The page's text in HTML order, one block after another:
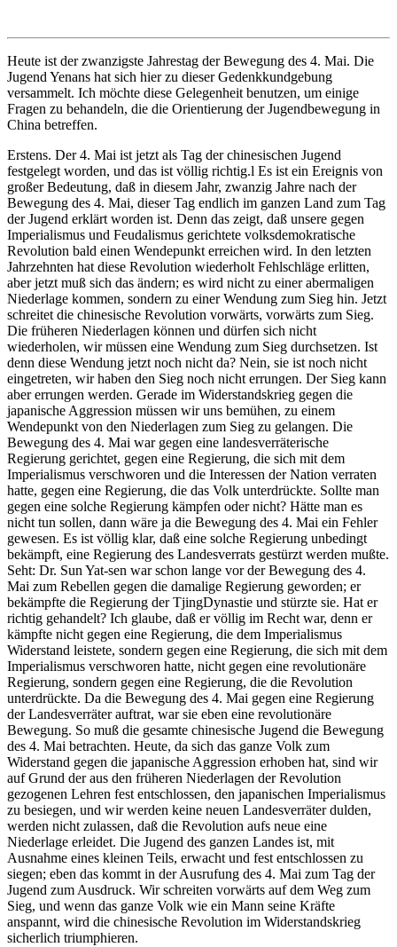
Heute ist der zwanzigste Jahrestag der Bewegung des 4. Mai. Die
Jugend Yenans hat sich hier zu dieser Gedenkkundgebung
versammelt. Ich möchte diese Gelegenheit benutzen, um einige
Fragen zu behandeln, die die Orientierung der Jugendbewegung in
China betreffen.
Erstens. Der 4. Mai ist jetzt als Tag der chinesischen Jugend
festgelegt worden, und das ist völlig richtig.l Es ist ein Ereignis von
großer Bedeutung, daß in diesem Jahr, zwanzig Jahre nach der
Bewegung des 4. Mai, dieser Tag endlich im ganzen Land zum Tag
der Jugend erklärt worden ist. Denn das zeigt, daß unsere gegen
Imperialismus und Feudalismus gerichtete volksdemokratische
Revolution bald einen Wendepunkt erreichen wird. In den letzten
Jahrzehnten hat diese Revolution wiederholt Fehlschläge erlitten,
aber jetzt muß sich das ändern; es wird nicht zu einer abermaligen
Niederlage kommen, sondern zu einer Wendung zum Sieg hin. Jetzt
schreitet die chinesische Revolution vorwärts, vorwärts zum Sieg.
Die früheren Niederlagen können und dürfen sich nicht
wiederholen, wir müssen eine Wendung zum Sieg durchsetzen. Ist
denn diese Wendung jetzt noch nicht da? Nein, sie ist noch nicht
eingetreten, wir haben den Sieg noch nicht errungen. Der Sieg kann
aber errungen werden. Gerade im Widerstandskrieg gegen die
japanische Aggression müssen wir uns bemühen, zu einem
Wendepunkt von den Niederlagen zum Sieg zu gelangen. Die
Bewegung des 4. Mai war gegen eine landesverräterische
Regierung gerichtet, gegen eine Regierung, die sich mit dem
Imperialismus verschworen und die Interessen der Nation verraten
hatte, gegen eine Regierung, die das Volk unterdrückte. Sollte man
gegen eine solche Regierung kämpfen oder nicht? Hätte man es
nicht tun sollen, dann wäre ja die Bewegung des 4. Mai ein Fehler
gewesen. Es ist völlig klar, daß eine solche Regierung unbedingt
bekämpft, eine Regierung des Landesverrats gestürzt werden mußte.
Seht: Dr. Sun Yat-sen war schon lange vor der Bewegung des 4.
Mai zum Rebellen gegen die damalige Regierung geworden; er
bekämpfte die Regierung der TjingDynastie und stürzte sie. Hat er
richtig gehandelt? Ich glaube, daß er völlig im Recht war, denn er
kämpfte nicht gegen eine Regierung, die dem Imperialismus
Widerstand leistete, sondern gegen eine Regierung, die sich mit dem
Imperialismus verschworen hatte, nicht gegen eine revolutionäre
Regierung, sondern gegen eine Regierung, die die Revolution
unterdrückte. Da die Bewegung des 4. Mai gegen eine Regierung
der Landesverräter auftrat, war sie eben eine revolutionäre
Bewegung. So muß die gesamte chinesische Jugend die Bewegung
des 4. Mai betrachten. Heute, da sich das ganze Volk zum
Widerstand gegen die japanische Aggression erhoben hat, sind wir
auf Grund der aus den früheren Niederlagen der Revolution
gezogenen Lehren fest entschlossen, den japanischen Imperialismus
zu besiegen, und wir werden keine neuen Landesverräter dulden,
werden nicht zulassen, daß die Revolution aufs neue eine
Niederlage erleidet. Die Jugend des ganzen Landes ist, mit
Ausnahme eines kleinen Teils, erwacht und fest entschlossen zu
siegen; eben das kommt in der Ausrufung des 4. Mai zum Tag der
Jugend zum Ausdruck. Wir schreiten vorwärts auf dem Weg zum
Sieg, und wenn das ganze Volk wie ein Mann seine Kräfte
anspannt, wird die chinesische Revolution im Widerstandskrieg
sicherlich triumphieren.